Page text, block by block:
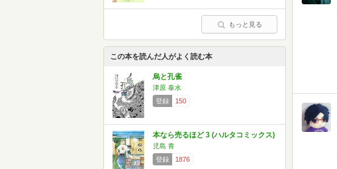
もっと見る
この本を読んだ人がよく読む本
烏と孔雀
津原 泰水
登録
150
本なら売るほど 3 (ハルタコミックス)
児島 青
登録
1876